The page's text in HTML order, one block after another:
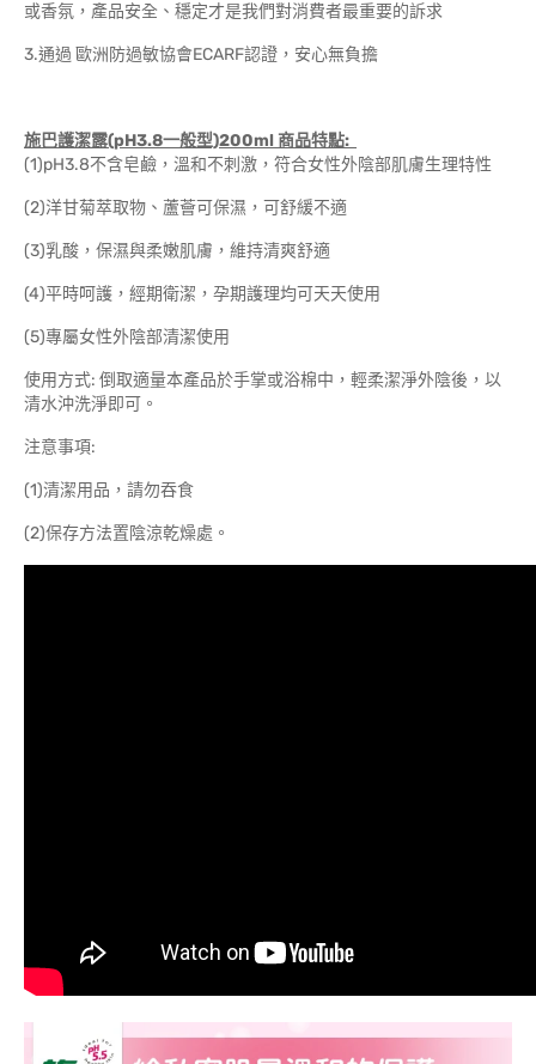
或香氛，產品安全、穩定才是我們對消費者最重要的訴求
3.通過 歐洲防過敏協會ECARF認證，安心無負擔
施巴護潔露(pH3.8一般型)200ml 商品特點:
(1)pH3.8不含皂鹼，溫和不刺激，符合女性外陰部肌膚生理特性
(2)洋甘菊萃取物、蘆薈可保濕，可舒緩不適
(3)乳酸，保濕與柔嫩肌膚，維持清爽舒適
(4)平時呵護，經期衛潔，孕期護理均可天天使用
(5)專屬女性外陰部清潔使用
使用方式: 倒取適量本產品於手掌或浴棉中，輕柔潔淨外陰後，以
清水沖洗淨即可。
注意事項:
(1)清潔用品，請勿吞食
(2)保存方法置陰涼乾燥處。